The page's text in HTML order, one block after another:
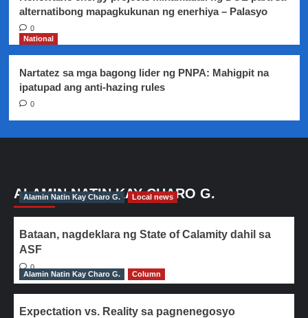
alternatibong mapagkukunan ng enerhiya – Palasyo
0
National
Nartatez sa mga bagong lider ng PNPA: Mahigpit na
ipatupad ang anti-hazing rules
0
ALAMIN NATIN KAY CHARO G.
Alamin Natin Kay Charo G. Local news
Bataan, nagdeklara ng State of Calamity dahil sa
ASF
0
Alamin Natin Kay Charo G.
Column
Expectation vs. Reality sa pagnenegosyo